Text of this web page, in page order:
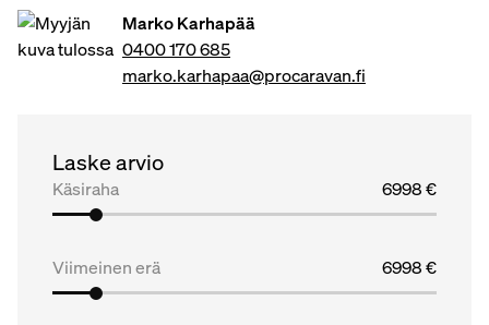
Marko Karhapää
0400 170 685
marko.karhapaa@procaravan.fi
Laske arvio
Käsiraha 6998 €
Viimeinen erä 6998 €